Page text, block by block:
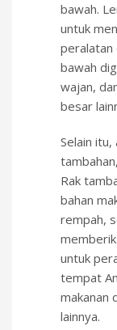
bawah.
untuk
peralatan
bawah
wajan,
besar
Selain
Rak
bahan
rempah,
untuk
tempat
makanan
lainnya.